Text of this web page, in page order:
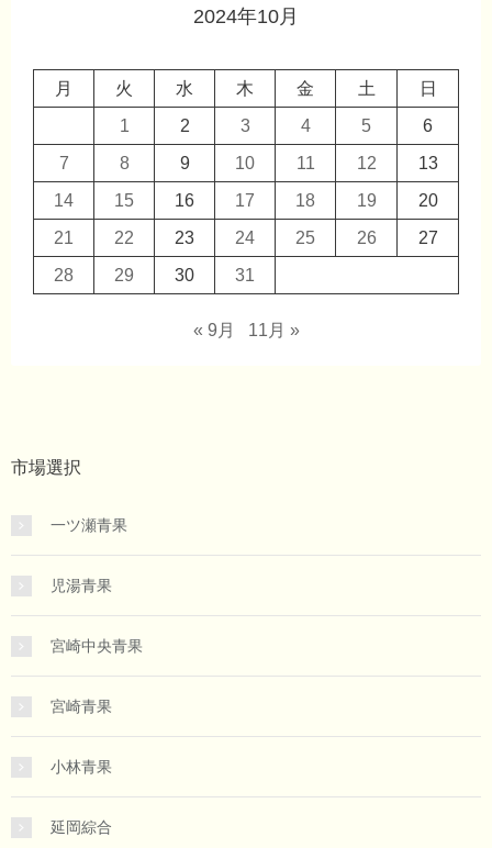
2024年10月
月 火 水 木 金 土
日
1
2 3 4 5
6
7
8 9 10 11 12
13
14
15 16 17 18 19
20
21
22 23 24 25 26
27
28
29 30 31
« 9月 11月 »
市場選択
一ツ瀬青果
児湯青果
宮崎中央青果
宮崎青果
小林青果
延岡綜合